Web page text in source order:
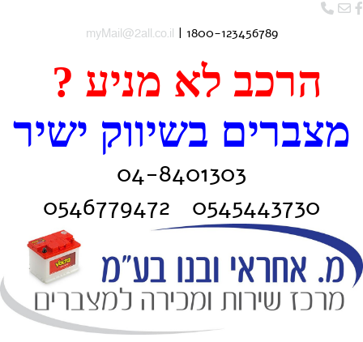
myMail@2all.co.il | 1800-123456789
הרכב לא מניע ?
מצברים בשיווק ישיר
04-8401303
0545443730 0546779472